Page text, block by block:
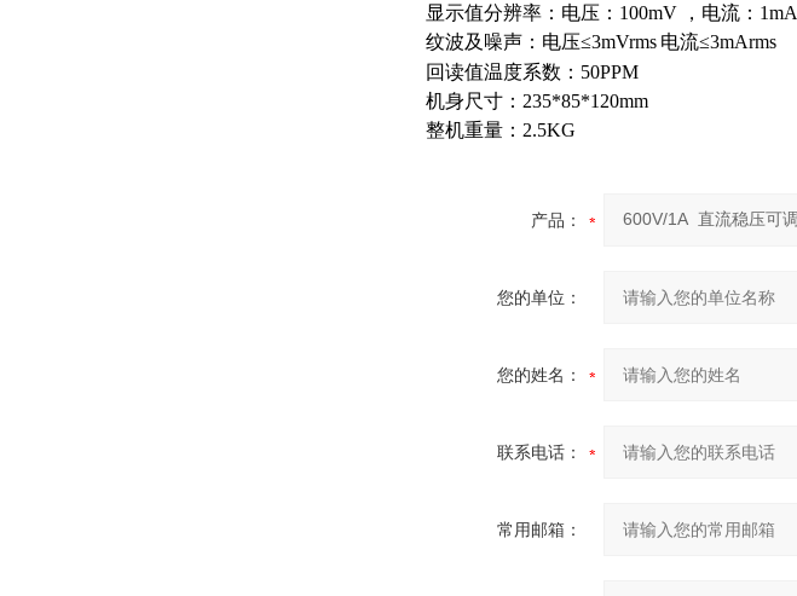
显示值分辨率：电压：100mV ， 电流：1mA
纹波及噪声：电压≤3mVrms 电流≤3mArms
回读值温度系数：50PPM
机身尺寸：235*85*120mm
整机重量：2.5KG
产品：
您的单位：
您的姓名：
联系电话：
常用邮箱：